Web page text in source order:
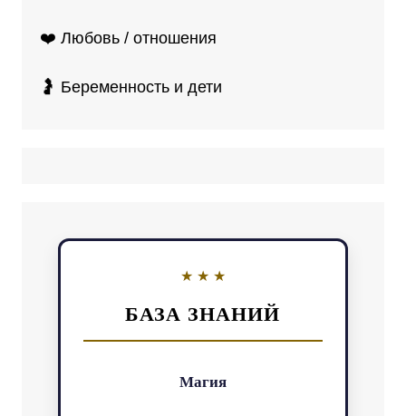
❤️ Любовь / отношения
🤰 Беременность и дети
БАЗА ЗНАНИЙ
Магия